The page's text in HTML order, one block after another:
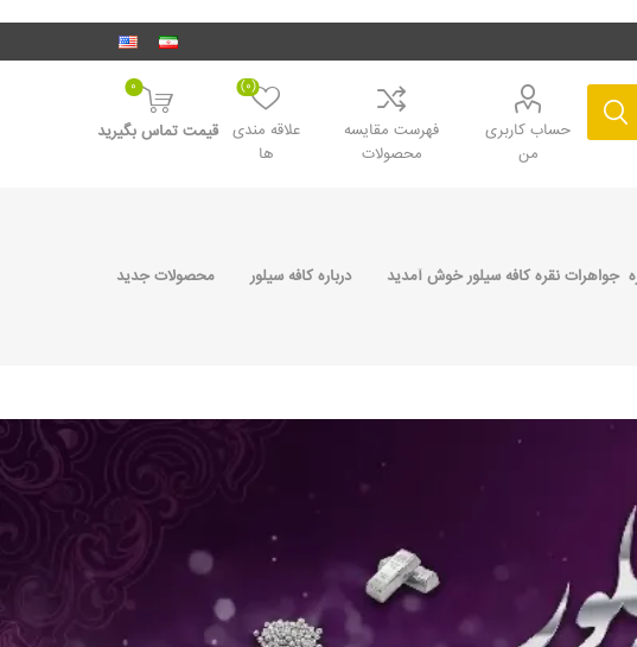
حساب کاربری
من
فهرست مقایسه
محصولات
علاقه مندی
ها
(0)
0
قیمت تماس بگیرید
جواهرات نقره کافه سیلور خوش آمدید درباره کافه سیلور محصولات جدید